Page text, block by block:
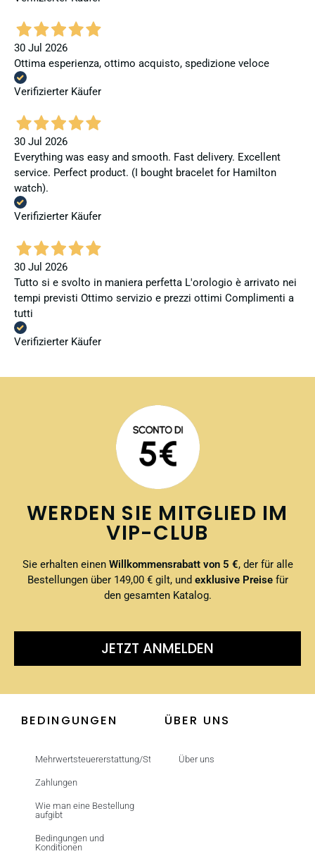
30 Jul 2026
Ottima esperienza, ottimo acquisto, spedizione veloce
Verifizierter Käufer
30 Jul 2026
Everything was easy and smooth. Fast delivery. Excellent
service. Perfect product. (I bought bracelet for Hamilton
watch).
Verifizierter Käufer
30 Jul 2026
Tutto si e svolto in maniera perfetta L'orologio è arrivato nei
tempi previsti Ottimo servizio e prezzi ottimi Complimenti a
tutti
Verifizierter Käufer
WERDEN SIE MITGLIED IM
VIP-CLUB
Sie erhalten einenWillkommensrabatt von 5 €, der für alle
Bestellungen über 149,00 € gilt, und exklusive Preisefür
den gesamten Katalog.
JETZT ANMELDEN
BEDINGUNGEN
Mehrwertsteuererstattung/Steuerfrei
Zahlungen
Wie man eine Bestellung
aufgibt
Bedingungen und
Konditionen
ÜBER UNS
Über uns